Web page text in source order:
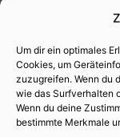
Um dir ein optimales
Cookies, um
zuzugreifen. Wenn du
wie das Surfverhalten
Wenn du deine
bestimmte Merkmale